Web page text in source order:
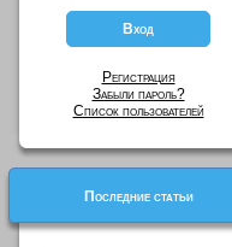
Регистрация
Забыли пароль?
Список пользователей
Последние статьи